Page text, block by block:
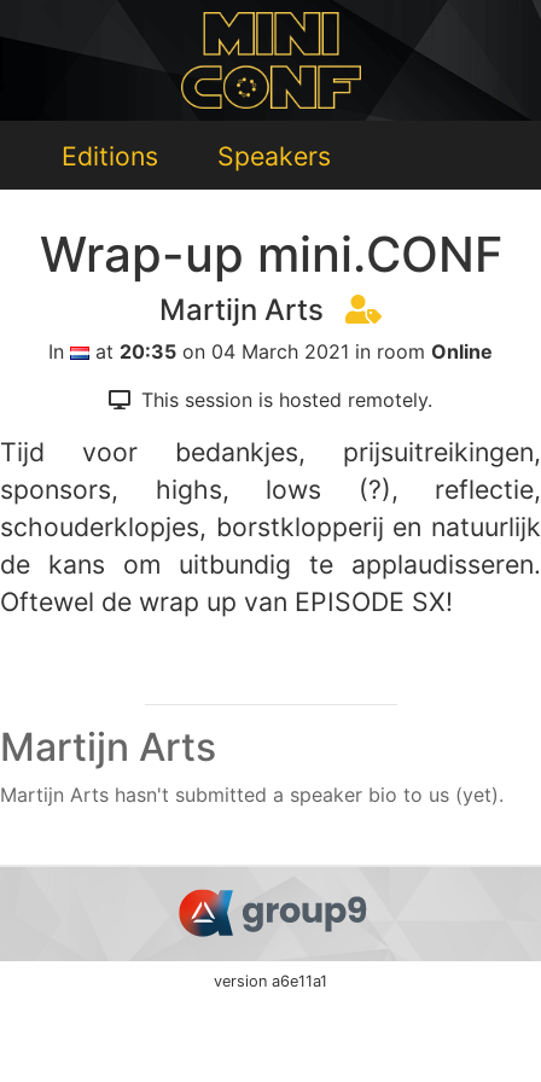
Editions Speakers
Wrap-up mini.CONF
Martijn Arts
In at 20:35 on 04 March 2021 in room Online
This session is hosted remotely.
Tijd voor bedankjes, prijsuitreikingen,
sponsors, highs, lows (?), reflectie,
schouderklopjes, borstklopperij en natuurlijk
de kans om uitbundig te applaudisseren.
Oftewel de wrap up van EPISODE SX!
Martijn Arts
Martijn Arts hasn't submitted a speaker bio to us (yet).
version a6e11a1